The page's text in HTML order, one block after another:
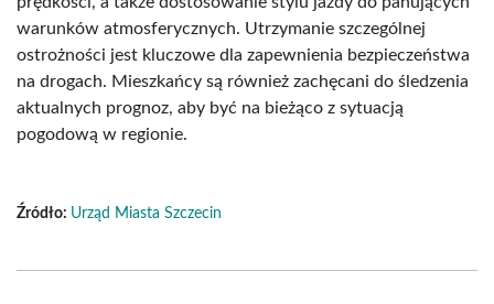
warunków atmosferycznych. Utrzymanie szczególnej
ostrożności jest kluczowe dla zapewnienia bezpieczeństwa
na drogach. Mieszkańcy są również zachęcani do śledzenia
aktualnych prognoz, aby być na bieżąco z sytuacją
pogodową w regionie.
Źródło: Urząd Miasta Szczecin